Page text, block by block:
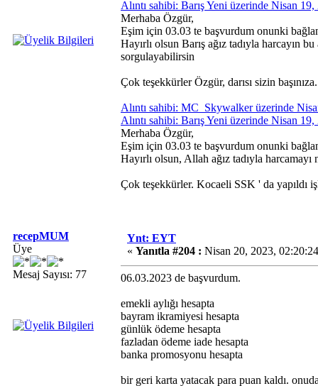
Alıntı sahibi: Barış Yeni üzerinde Nisan
Merhaba Özgür,
Eşim için 03.03 te başvurdum onunki
Hayırlı olsun Barış ağız tadıyla harcayın
sorgulayabilirsin
Çok teşekkürler Özgür, darısı sizin
Alıntı sahibi: MC_Skywalker üzerinde
Alıntı sahibi: Barış Yeni üzerinde Nisan
Merhaba Özgür,
Eşim için 03.03 te başvurdum onunki
Hayırlı olsun, Allah ağız tadıyla
Çok teşekkürler. Kocaeli SSK ' da yapıldı
recepMUM
Üye
Mesaj Sayısı: 77
Ynt: EYT
« Yanıtla #204 : Nisan 20, 2023,
06.03.2023 de başvurdum.
emekli aylığı hesapta
bayram ikramiyesi hesapta
günlük ödeme hesapta
fazladan ödeme iade hesapta
banka promosyonu hesapta
bir geri karta yatacak para puan kaldı.